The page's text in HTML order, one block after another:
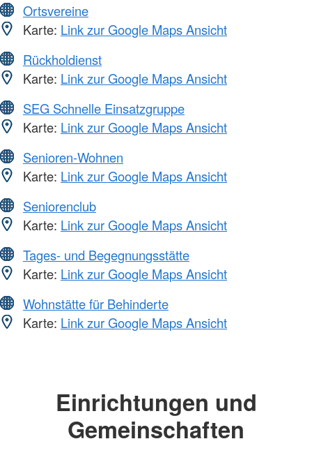
Ortsvereine
Karte: Link zur Google Maps Ansicht
Rückholdienst
Karte: Link zur Google Maps Ansicht
SEG Schnelle Einsatzgruppe
Karte: Link zur Google Maps Ansicht
Senioren-Wohnen
Karte: Link zur Google Maps Ansicht
Seniorenclub
Karte: Link zur Google Maps Ansicht
Tages- und Begegnungsstätte
Karte: Link zur Google Maps Ansicht
Wohnstätte für Behinderte
Karte: Link zur Google Maps Ansicht
Einrichtungen und
Gemeinschaften